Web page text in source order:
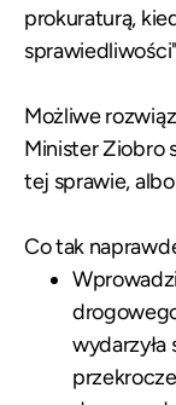
prokuraturą,
Możliwe
Minister Ziobro
tej sprawie,
Co tak
wydarzyła